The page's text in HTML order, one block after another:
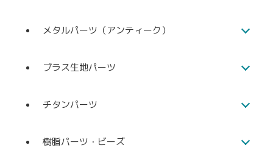
メタルパーツ（アンティーク）
ブラス生地パーツ
チタンパーツ
樹脂パーツ・ビーズ